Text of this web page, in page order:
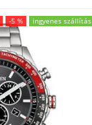
-5 % ingyenes szállítás